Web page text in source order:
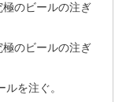
のビールの注ぎ
のビールの注ぎ
ルを注ぐ。